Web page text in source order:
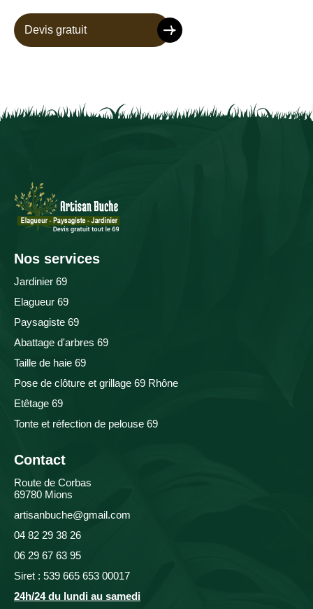
Devis gratuit
Nos services
Jardinier 69
Elagueur 69
Paysagiste 69
Abattage d'arbres 69
Taille de haie 69
Pose de clôture et grillage 69 Rhône
Etêtage 69
Tonte et réfection de pelouse 69
Contact
Route de Corbas
69780 Mions
artisanbuche@gmail.com
04 82 29 38 26
06 29 67 63 95
Siret : 539 665 653 00017
24h/24 du lundi au samedi